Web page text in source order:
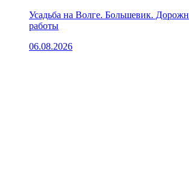
Усадьба на Волге. Большевик.
работы
06.08.2026